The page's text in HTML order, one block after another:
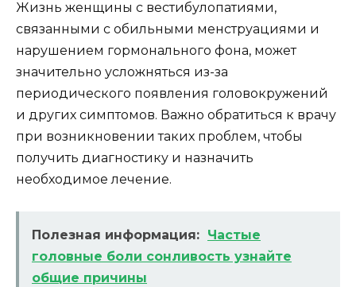
Жизнь женщины с вестибулопатиями,
связанными с обильными менструациями и
нарушением гормонального фона, может
значительно усложняться из-за
периодического появления головокружений
и других симптомов. Важно обратиться к врачу
при возникновении таких проблем, чтобы
получить диагностику и назначить
необходимое лечение.
Полезная информация: Частые
головные боли сонливость узнайте
общие причины